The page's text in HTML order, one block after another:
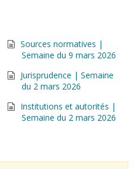
Sources normatives |
Semaine du 9 mars 2026
Jurisprudence | Semaine
du 2 mars 2026
Institutions et autorités |
Semaine du 2 mars 2026